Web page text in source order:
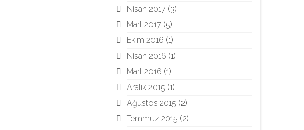
Nisan 2017 (3)
Mart 2017 (5)
Ekim 2016 (1)
Nisan 2016 (1)
Mart 2016 (1)
Aralık 2015 (1)
Ağustos 2015 (2)
Temmuz 2015 (2)